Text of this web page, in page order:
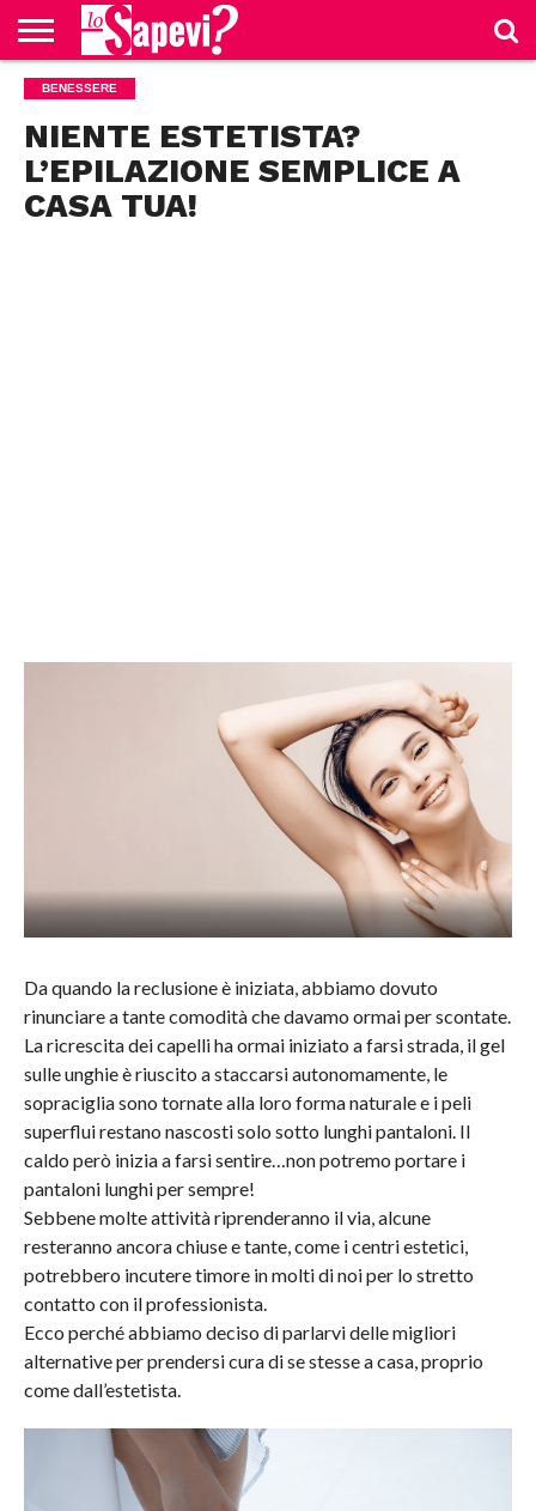
CURIOSITÀ
BENESSERE
GOSSIP
PRODOTTI
NEWS
CASA E
BENESSERE
NIENTE ESTETISTA?
L’EPILAZIONE SEMPLICE A
CASA TUA!
Da quando la reclusione è iniziata, abbiamo dovuto
rinunciare a tante comodità che davamo ormai per scontate.
La ricrescita dei capelli ha ormai iniziato a farsi strada, il gel
sulle unghie è riuscito a staccarsi autonomamente, le
sopraciglia sono tornate alla loro forma naturale e i peli
superflui restano nascosti solo sotto lunghi pantaloni. Il
caldo però inizia a farsi sentire…non potremo portare i
pantaloni lunghi per sempre!
Sebbene molte attività riprenderanno il via, alcune
resteranno ancora chiuse e tante, come i centri estetici,
potrebbero incutere timore in molti di noi per lo stretto
contatto con il professionista.
Ecco perché abbiamo deciso di parlarvi delle migliori
alternative per prendersi cura di se stesse a casa, proprio
come dall’estetista.